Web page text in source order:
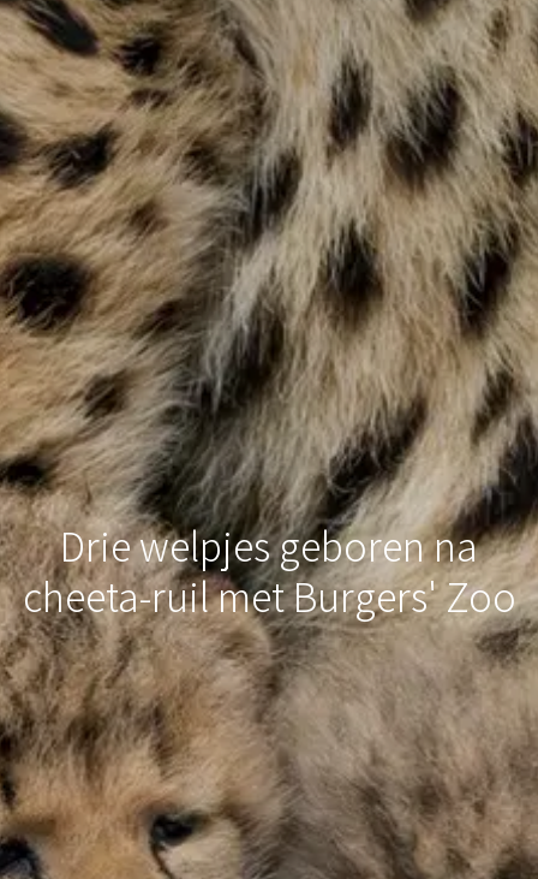
Drie welpjes geboren na
cheeta-ruil met Burgers' Zoo